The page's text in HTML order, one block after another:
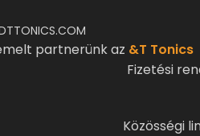
partnerünk az &T Tonics
Fizetési
Közösségi